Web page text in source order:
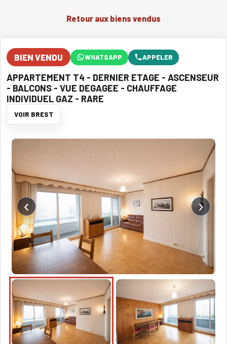
Retour aux biens vendus
BIEN VENDU WHATSAPP APPELER
APPARTEMENT T4 - DERNIER ETAGE - ASCENSEUR
- BALCONS - VUE DEGAGEE - CHAUFFAGE
INDIVIDUEL GAZ - RARE
VOIR BREST
‹ ›